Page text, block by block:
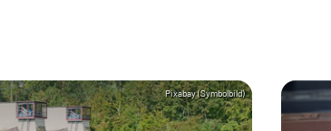
Pixabay (Symbolbild)